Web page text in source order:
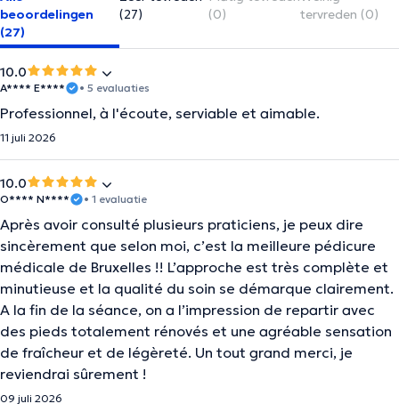
beoordelingen
(27)
(27)
(0)
tervreden (0)
10.0
A**** E**** • 5 evaluaties
Professionnel, à l'écoute, serviable et aimable.
11 juli 2026
10.0
O**** N**** • 1 evaluatie
Après avoir consulté plusieurs praticiens, je peux dire
sincèrement que selon moi, c’est la meilleure pédicure
médicale de Bruxelles !! L’approche est très complète et
minutieuse et la qualité du soin se démarque clairement.
A la fin de la séance, on a l’impression de repartir avec
des pieds totalement rénovés et une agréable sensation
de fraîcheur et de légèreté. Un tout grand merci, je
reviendrai sûrement !
09 juli 2026